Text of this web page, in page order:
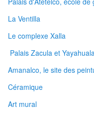
La Ventilla
Le complexe Xalla
Palais Zacula et
Amanalco, le site des
Céramique
Art mural